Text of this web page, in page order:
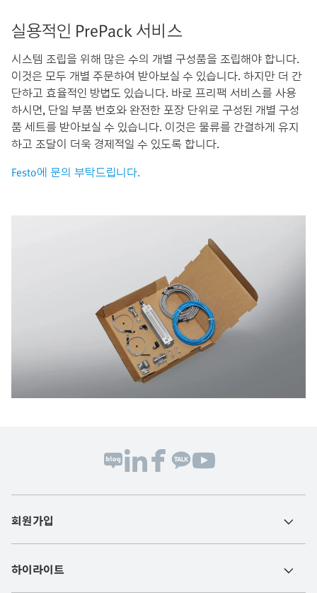
실용적인 PrePack 서비스
시스템 조립을 위해 많은 수의 개별 구성품을 조립해야 합니다.
이것은 모두 개별 주문하여 받아보실 수 있습니다. 하지만 더 간
단하고 효율적인 방법도 있습니다. 바로 프리팩 서비스를 사용
하시면, 단일 부품 번호와 완전한 포장 단위로 구성된 개별 구성
품 세트를 받아보실 수 있습니다. 이것은 물류를 간결하게 유지
하고 조달이 더욱 경제적일 수 있도록 합니다.
Festo에 문의 부탁드립니다.
회원가입
하이라이트